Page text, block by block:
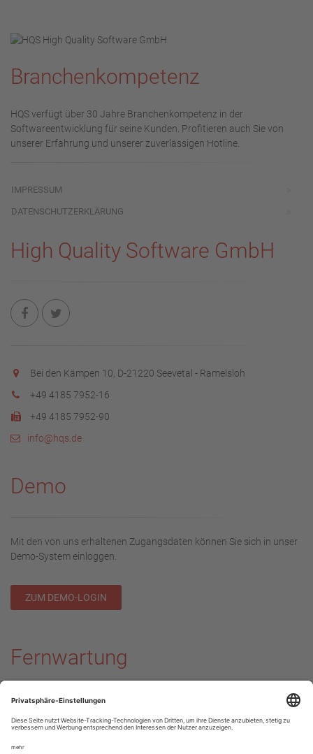
Branchenkompetenz
HQS verfügt über 30 Jahre Branchenkompetenz in der
Softwareentwicklung für seine Kunden. Profitieren auch Sie von
unserer Erfahrung und unserer zuverlässigen Hotline.
IMPRESSUM
DATENSCHUTZERKLÄRUNG
High Quality Software GmbH
Bei den Kämpen 10, D-21220 Seevetal - Ramelsloh
+49 4185 7952-16
+49 4185 7952-90
info@hqs.de
Demo
Mit den von uns erhaltenen Zugangsdaten können Sie sich in unser
Demo-System einloggen.
ZUM DEMO-LOGIN
Fernwartung